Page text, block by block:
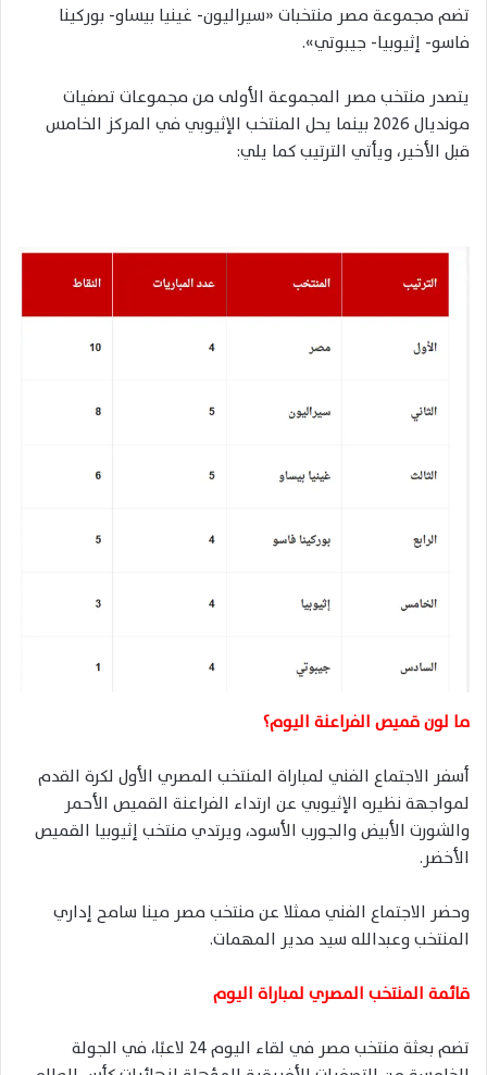
تضم مجموعة مصر منتخبات «سيراليون- غينيا بيساو- بوركينا
فاسو- إثيوبيا- جيبوتي».
يتصدر منتخب مصر المجموعة الأولى من مجموعات تصفيات
مونديال 2026 بينما يحل المنتخب الإثيوبي في المركز الخامس
قبل الأخير، ويأتي الترتيب كما يلي:
ما لون قميص الفراعنة اليوم؟
أسفر الاجتماع الفني لمباراة المنتخب المصري الأول لكرة القدم
لمواجهة نظيره الإثيوبي عن ارتداء الفراعنة القميص الأحمر
والشورت الأبيض والجورب الأسود، ويرتدي منتخب إثيوبيا القميص
الأخضر.
وحضر الاجتماع الفني ممثلا عن منتخب مصر مينا سامح إداري
المنتخب وعبدالله سيد مدير المهمات.
قائمة المنتخب المصري لمباراة اليوم
تضم بعثة منتخب مصر في لقاء اليوم 24 لاعبًا، في الجولة